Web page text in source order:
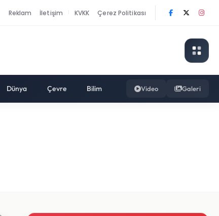
Reklam İletişim KVKK Çerez Politikası
Dünya Çevre Bilim Video Galeri